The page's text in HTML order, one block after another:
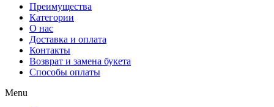
Преимущества
Категории
О нас
Доставка и оплата
Контакты
Возврат и замена букета
Способы оплаты
Menu